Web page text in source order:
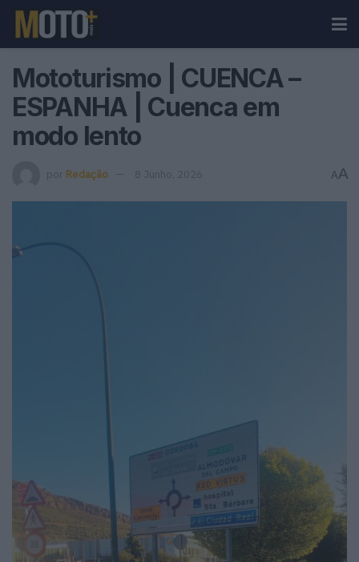
Mototurismo | CUENCA –
ESPANHA | Cuenca em
modo lento
por Redação 8 Junho, 2026 AA